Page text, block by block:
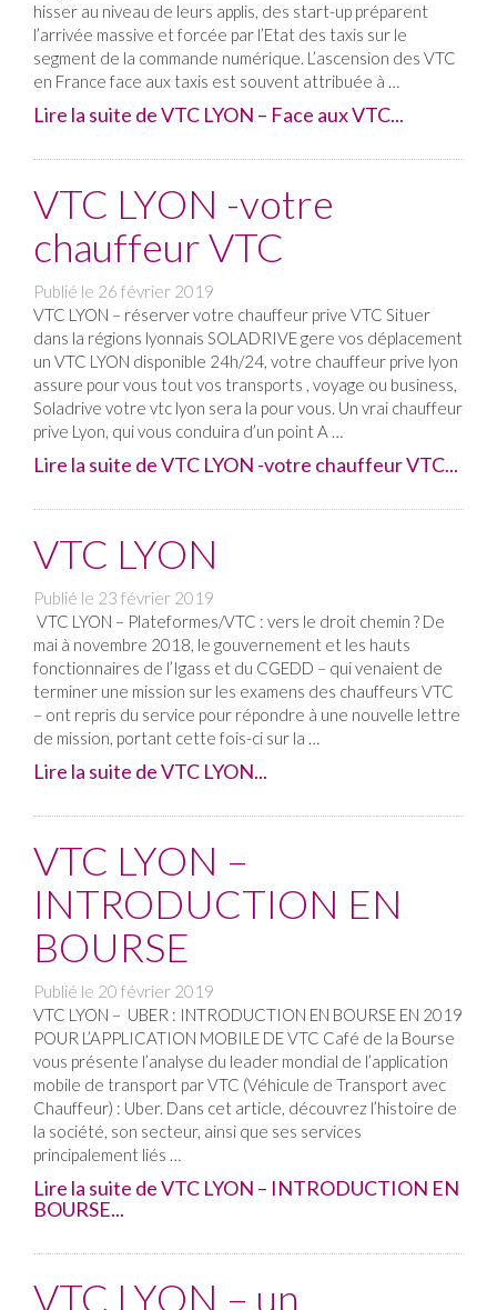
hisser au niveau de leurs applis, des start-up préparent
l’arrivée massive et forcée par l’Etat des taxis sur le
segment de la commande numérique. L’ascension des VTC
en France face aux taxis est souvent attribuée à …
Lire la suite de VTC LYON – Face aux VTC...
VTC LYON -votre
chauffeur VTC
Publié le 26 février 2019
VTC LYON – réserver votre chauffeur prive VTC Situer
dans la régions lyonnais SOLADRIVE gere vos déplacement
un VTC LYON disponible 24h/24, votre chauffeur prive lyon
assure pour vous tout vos transports , voyage ou business,
Soladrive votre vtc lyon sera la pour vous. Un vrai chauffeur
prive Lyon, qui vous conduira d’un point A …
Lire la suite de VTC LYON -votre chauffeur VTC...
VTC LYON
Publié le 23 février 2019
VTC LYON – Plateformes/VTC : vers le droit chemin ? De
mai à novembre 2018, le gouvernement et les hauts
fonctionnaires de l’Igass et du CGEDD – qui venaient de
terminer une mission sur les examens des chauffeurs VTC
– ont repris du service pour répondre à une nouvelle lettre
de mission, portant cette fois-ci sur la …
Lire la suite de VTC LYON...
VTC LYON –
INTRODUCTION EN
BOURSE
Publié le 20 février 2019
VTC LYON – UBER : INTRODUCTION EN BOURSE EN 2019
POUR L’APPLICATION MOBILE DE VTC Café de la Bourse
vous présente l’analyse du leader mondial de l’application
mobile de transport par VTC (Véhicule de Transport avec
Chauffeur) : Uber. Dans cet article, découvrez l’histoire de
la société, son secteur, ainsi que ses services
principalement liés …
Lire la suite de VTC LYON – INTRODUCTION EN
BOURSE...
VTC LYON – un